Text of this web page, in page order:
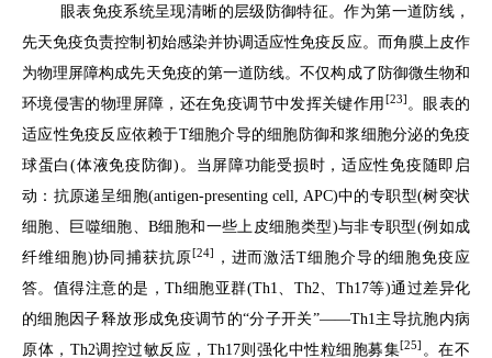
眼表免疫系统呈现清晰的层级防御特征。作为第一道防线，
先天免疫负责控制初始感染并协调适应性免疫反应。而角膜上皮作
为物理屏障构成先天免疫的第一道防线。不仅构成了防御微生物和
环境侵害的物理屏障，还在免疫调节中发挥关键作用 [23] 。眼表的
适应性免疫反应依赖于T细胞介导的细胞防御和浆细胞分泌的免疫
球蛋白(体液免疫防御)。当屏障功能受损时，适应性免疫随即启
动：抗原递呈细胞(antigen-presenting cell, APC)中的专职型(树突状
细胞、巨噬细胞、B细胞和一些上皮细胞类型)与非专职型(例如成
纤维细胞)协同捕获抗原 [24]
，进而激活T细胞介导的细胞免疫应
答。值得注意的是，Th细胞亚群(Th1、Th2、Th17等)通过差异化
的细胞因子释放形成免疫调节的“分子开关”——Th1主导抗胞内病
原体，Th2调控过敏反应，Th17则强化中性粒细胞募集[25] 。在不